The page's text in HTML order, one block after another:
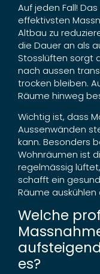
Auf jeden Fall!
effektivsten
Altbau zu
die Dauer an als
Stosslüften sorgt
nach aussen
trocken bleiben.
Räume hinweg
Wichtig ist, dass
Aussenwänden
kann. Besonders
Wohnräumen ist
regelmässig
schafft ein
Räume
Welche
es?